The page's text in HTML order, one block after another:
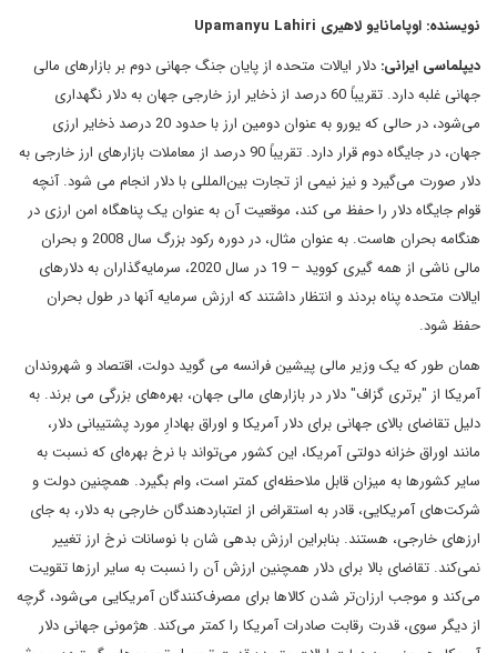
نویسنده: اوپامانایو لاهیری Upamanyu Lahiri
دیپلماسی ایرانی: دلار ایالات متحده از پایان جنگ جهانی دوم بر بازارهای مالی
جهانی غلبه دارد. تقریباً 60 درصد از ذخایر ارز خارجی جهان به دلار نگهداری
می‌شود، در حالی که یورو به عنوان دومین ارز با حدود 20 درصد ذخایر ارزی
جهان، در جایگاه دوم قرار دارد. تقریباً 90 درصد از معاملات بازارهای ارز خارجی به
دلار صورت می‌گیرد و نیز نیمی از تجارت بین‌المللی با دلار انجام می شود. آنچه
قوام جایگاه دلار را حفظ می کند، موقعیت آن به عنوان یک پناهگاه امن ارزی در
هنگامه بحران هاست. به عنوان مثال، در دوره رکود بزرگ سال 2008 و بحران
مالی ناشی از همه گیری کووید – 19 در سال 2020، سرمایه‌گذاران به دلارهای
ایالات متحده پناه بردند و انتظار داشتند که ارزش سرمایه آنها در طول بحران‌
حفظ شود.
همان طور که یک وزیر مالی پیشین فرانسه می گوید دولت، اقتصاد و شهروندان
آمریکا از "برتری گزاف" دلار در بازارهای مالی جهان، بهره‌های بزرگی می برند. به
دلیل تقاضای بالای جهانی برای دلار آمریکا و اوراق بهادارِ مورد پشتیبانی دلار،
مانند اوراق خزانه دولتی آمریکا، این کشور می‌تواند با نرخ بهره‌ای که نسبت به
سایر کشورها به میزان قابل ملاحظه‌ای کمتر است، وام بگیرد. همچنین دولت و
شرکت‌های آمریکایی، قادر به استقراض از اعتباردهندگان خارجی به دلار، به جای
ارزهای خارجی، هستند. بنابراین ارزش بدهی شان با نوسانات نرخ ارز تغییر
نمی‌کند. تقاضای بالا برای دلار همچنین ارزش آن را نسبت به سایر ارزها تقویت
می‌کند و موجب ارزان‌تر شدن کالاها برای مصرف‌کنندگان آمریکایی می‌شود، گرچه
از دیگر سوی، قدرت رقابت صادرات آمریکا را کمتر می‌کند. هژمونی جهانی دلار